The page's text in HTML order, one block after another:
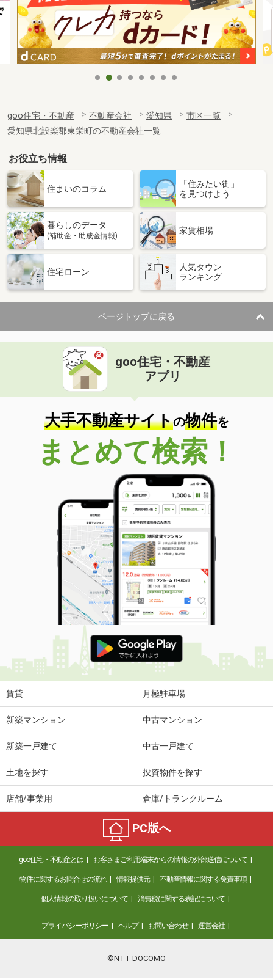
goo住宅・不動産 不動産会社 愛知県
市区一覧
愛知県北設楽郡東栄町の不動産会社一覧
お役立ち情報
住まいのコラム
「住みたい街」
を見つけよう
暮らしのデータ
(補助金・助成金情報)
家賃相場
住宅ローン
人気タウン
ランキング
ページトップに戻る
goo住宅・不動産
アプリ
大手不動産サイトの物件を
まとめて検索！
賃貸 月極駐車場
新築マンション 中古マンション
新築一戸建て 中古一戸建て
土地を探す 投資物件を探す
店舗/事業用 倉庫/トランクルーム
PC版へ
goo住宅・不動産とは お客さまご利用端末からの情報の外部送信について
物件に関するお問合せの流れ 情報提供元 不動産情報に関する免責事項
個人情報の取り扱いについて 消費税に関する表記について
プライバシーポリシー ヘルプ お問い合わせ 運営会社
©NTT DOCOMO